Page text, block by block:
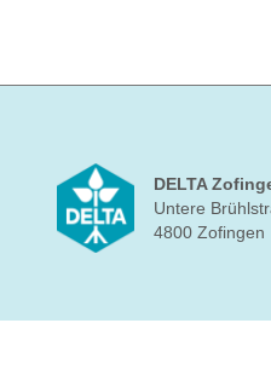
DELTA
Untere
4800 Zofingen